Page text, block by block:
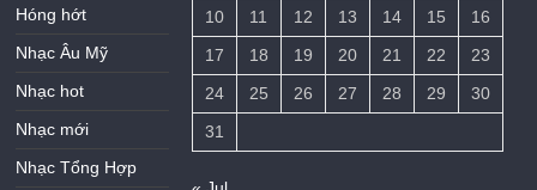
Hóng hớt
Nhạc Âu Mỹ
Nhạc hot
Nhạc mới
Nhạc Tổng Hợp
10
11 12 13 14 15
16
17
18 19 20 21 22
23
24
25 26 27 28 29
30
31